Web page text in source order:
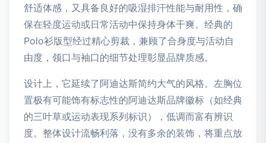
舒适体感，又具备良好的吸湿排汗性能与耐用性，确
保在轻度运动或日常活动中保持身体干爽。经典的
Polo衫版型经过精心剪裁，兼顾了合身度与活动自
由度，领口与袖口的细节处理彰显品牌质感。
设计上，它延续了阿迪达斯简约大气的风格。左胸位
置极有可能饰有标志性的阿迪达斯品牌徽标（如经典
的三叶草或运动表现系列标识），低调而富有辨识
度。整体设计流畅利落，没有多余的装饰，将重点放